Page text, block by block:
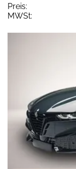
Preis:
MWSt: